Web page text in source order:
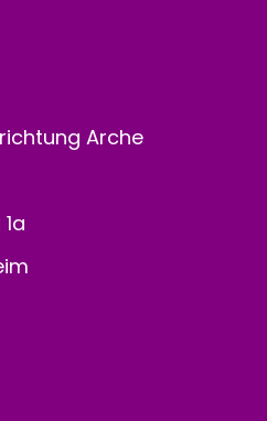
Arche